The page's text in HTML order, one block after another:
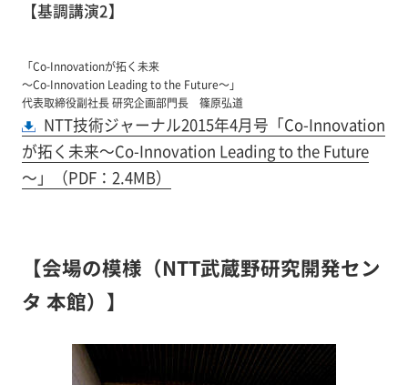
【基調講演2】
「Co-Innovationが拓く未来
～Co-Innovation Leading to the Future～」
代表取締役副社長 研究企画部門長 篠原弘道
NTT技術ジャーナル2015年4月号「Co-Innovation
が拓く未来～Co-Innovation Leading to the Future
～」（PDF：2.4MB）
【会場の模様（NTT武蔵野研究開発セン
タ 本館）】